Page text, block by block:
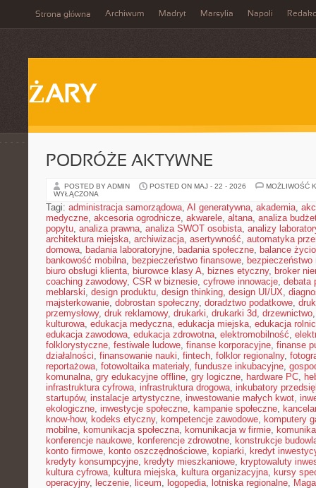
Strona główna Archiwum Madryt Marsylia Napoli
ŻARY
PODRÓŻE AKTYWNE
POSTED BY ADMIN POSTED ON MAJ - 22 - 2026
MOŻLIWOŚĆ
WYŁĄCZONA
Tagi: administracja samorządowa, AI generatywna, akademia,
medyczne, akcesoria ogrodnicze, akwarele, altana, analiza
popytu, analiza prawna, analiza SWOT osobista, analizy
architektura miejska, archiwizacja, asertywność, automatyka
domowa, badania laboratoryjne, badania społeczne, balance
bankowość mobilna, bezpieczeństwo finansowe, bezpieczeństwo
biuro obsługi klienta, biurowce klasy A, biznes etyczny, broker
coaching zawodowy, CSR w biznesie, cyfrowe innowacje, debata
meblarski, design produktu, design thinking, design UI/UX,
majsterkowanie, dobrostan społeczny, doradztwo podatkowe,
przemysłowy, druk reklamowy, drukarki, drukarki 3d, drzewnictwo
kulturowa, edukacja medyczna, edukacja miejska, edukacja
edukacja zawodowa, edukacja zdrowotna, elektromobilność,
folklorystyczne, festiwale ludowe, finanse korporacyjne, finanse
działalności, finansowanie nauki, fintech, folklor regionalny,
reportażowa, fotowoltaika materiały, fundusze inkubacyjne,
komunalna, gry edukacyjne offline, gry logiczne, hardware PC,
infrastruktura cyfrowa, infrastruktura drogowa, inkubatory
startupów, instalacje artystyczne, inwestowanie małych kwot,
ekologiczne, inwestycje społeczne, kampanie społeczne,
know-how, kodeks etyczny, kompetencje zawodowe, komputery
mobilne, komunikacja społeczna, komunikacja w firmie,
konferencje naukowe, konferencje zdrowotne, konstrukcje
konto firmowe, konto oszczędnościowe, kopiarki, kredyt
kredyty konsumpcyjne, kredyty mieszkaniowe, kryptowaluty
kultura cyfrowa, kultura miejska, kultura organizacyjna, kursy
operacyjny, leczenie, liceum, logopedia, lotniska regionalne,